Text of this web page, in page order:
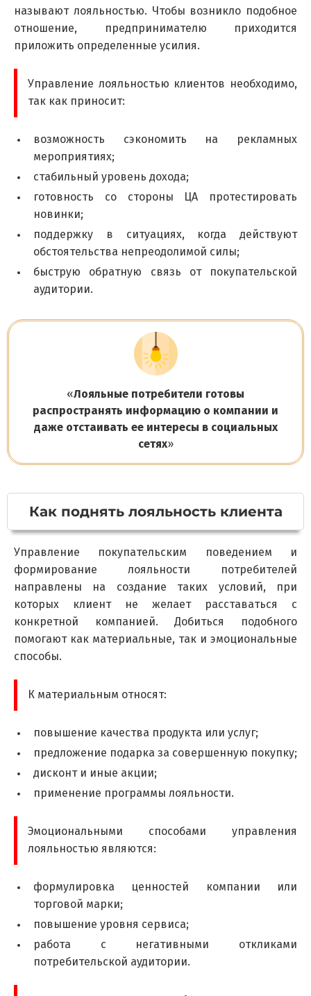
называют лояльностью. Чтобы возникло подобное
отношение, предпринимателю приходится
приложить определенные усилия.
Управление лояльностью клиентов необходимо,
так как приносит:
возможность сэкономить на рекламных
мероприятиях;
стабильный уровень дохода;
готовность со стороны ЦА протестировать
новинки;
поддержку в ситуациях, когда действуют
обстоятельства непреодолимой силы;
быструю обратную связь от покупательской
аудитории.
«Лояльные потребители готовы
распространять информацию о компании и
даже отстаивать ее интересы в социальных
сетях»
Как поднять лояльность клиента
Управление покупательским поведением и
формирование лояльности потребителей
направлены на создание таких условий, при
которых клиент не желает расставаться с
конкретной компанией. Добиться подобного
помогают как материальные, так и эмоциональные
способы.
К материальным относят:
повышение качества продукта или услуг;
предложение подарка за совершенную покупку;
дисконт и иные акции;
применение программы лояльности.
Эмоциональными способами управления
лояльностью являются:
формулировка ценностей компании или
торговой марки;
повышение уровня сервиса;
работа с негативными откликами
потребительской аудитории.